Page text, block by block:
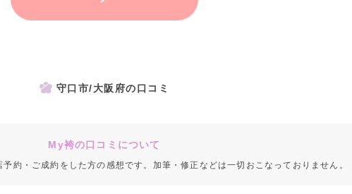
守口市/大阪府の口コミ
My袴の口コミについて
約・ご成約をした方の感想です。加筆・修正などは一切おこなっておりません。